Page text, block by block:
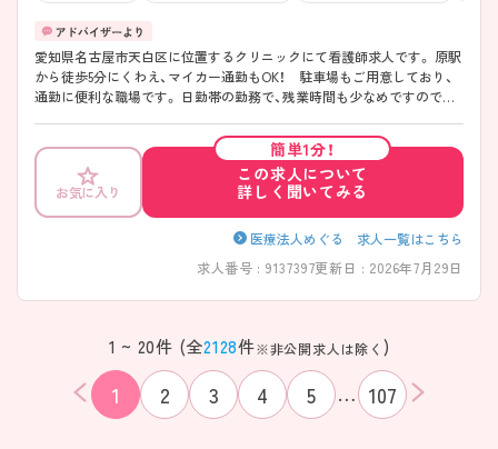
該当件数
条件を
クリア
検索する
愛知県名古屋市天白区に位置するクリニックにて看護師求人です。 原駅
から徒歩5分にくわえ、マイカー通勤もOK！ 駐車場もご用意しており、
通勤に便利な職場です。 日勤帯の勤務で、残業時間も少なめですのでプ
細の情報や面接のポイントをお伝えしますのでお気軽にお問い合わせく
ださいませ。
お気に入り
簡単1分！
この求人について
詳しく聞いてみる
医療法人めぐる 求人一覧はこちら
求人番号 : 9137397更新日 : 2026年7月29日
1 ~ 20件 (全2128件※非公開求人は除く )
1 2 3 4 5 … 107